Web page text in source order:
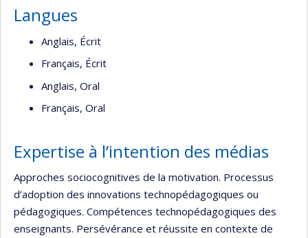
Langues
Anglais, Écrit
Français, Écrit
Anglais, Oral
Français, Oral
Expertise à l’intention des médias
Approches sociocognitives de la motivation. Processus
d’adoption des innovations technopédagogiques ou
pédagogiques. Compétences technopédagogiques des
enseignants. Persévérance et réussite en contexte de